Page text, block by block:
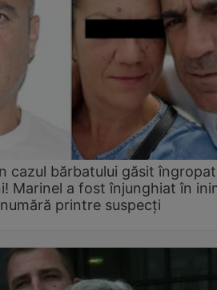
cazul bărbatului găsit
Marinel a fost înjunghiat în
printre suspecți